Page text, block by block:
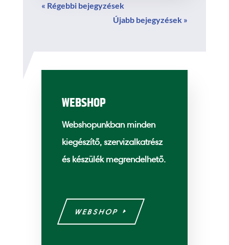
« Régebbi bejegyzések
Újabb bejegyzések »
WEBSHOP
Webshopunkban minden
kiegészítő, szervizalkatrész
és készülék megrendelhető.
WEBSHOP